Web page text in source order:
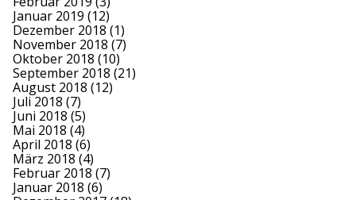
Januar 2019 (12)
Dezember 2018 (1)
November 2018 (7)
Oktober 2018 (10)
September 2018 (21)
August 2018 (12)
Juli 2018 (7)
Juni 2018 (5)
Mai 2018 (4)
April 2018 (6)
März 2018 (4)
Februar 2018 (7)
Januar 2018 (6)